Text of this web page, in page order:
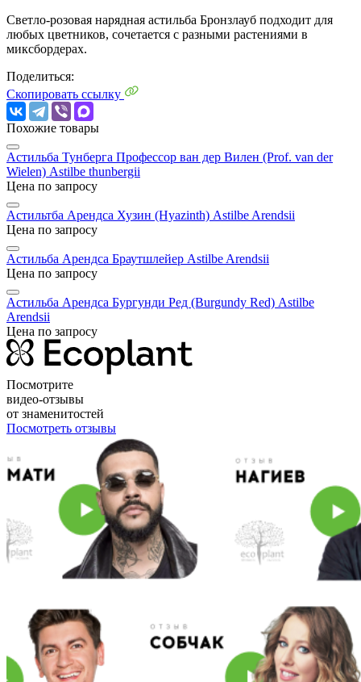
Светло-розовая нарядная астильба Бронзлауб подходит для
любых цветников, сочетается с разными растениями в
миксбордерах.
Поделиться:
Скопировать ссылку
Похожие товары
Астильба Тунберга Профессор ван дер Вилен (Prof. van der
Wielen) Astilbe thunbergii
Цена по запросу
Астильтба Арендса Хузин (Hyazinth) Astilbe Arendsii
Цена по запросу
Астильба Арендса Браутшлейер Astilbe Arendsii
Цена по запросу
Астильба Арендса Бургунди Ред (Burgundy Red) Astilbe
Arendsii
Цена по запросу
Посмотрите
видео-отзывы
от знаменитостей
Посмотреть отзывы